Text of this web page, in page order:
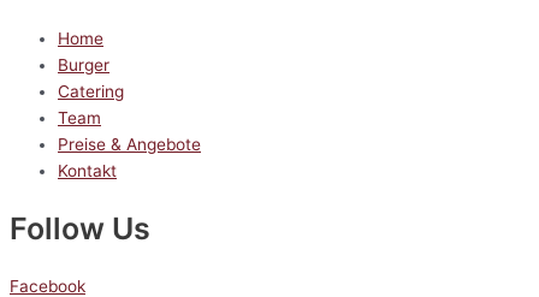
Home
Burger
Catering
Team
Preise & Angebote
Kontakt
Follow Us
Facebook